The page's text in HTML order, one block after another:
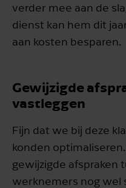
verder mee aan de
dienst kan hem dit
aan kosten besparen.
Gewijzigde
vastleggen
Fijn dat we bij deze
konden
gewijzigde afspraken
werknemers nog wel